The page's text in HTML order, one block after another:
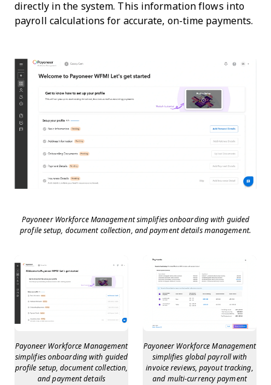
directly in the system. This information flows into
payroll calculations for accurate, on-time payments.
Payoneer Workforce Management simplifies onboarding with guided
profile setup, document collection, and payment details management.
Payoneer Workforce Management
simplifies onboarding with guided
profile setup, document collection,
and payment details
Payoneer Workforce Management
simplifies global payroll with
invoice reviews, payout tracking,
and multi-currency payment